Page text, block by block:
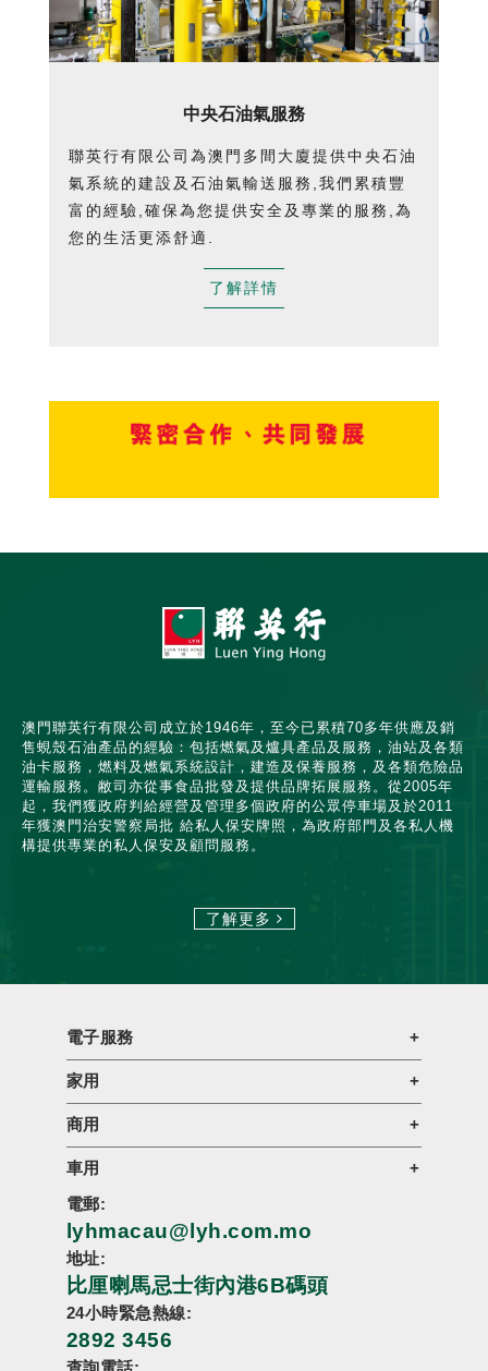
中央石油氣服務
聯英行有限公司為澳門多間大廈提供中央石油
氣系統的建設及石油氣輸送服務,我們累積豐
富的經驗,確保為您提供安全及專業的服務,為
您的生活更添舒適.
了解詳情
澳門聯英行有限公司成立於1946年，至今已累積70多年供應及銷
售蜆殼石油產品的經驗：包括燃氣及爐具產品及服務，油站及各類
油卡服務，燃料及燃氣系統設計，建造及保養服務，及各類危險品
運輸服務。敝司亦從事食品批發及提供品牌拓展服務。從2005年
起，我們獲政府判給經營及管理多個政府的公眾停車場及於2011
年獲澳門治安警察局批 給私人保安牌照，為政府部門及各私人機
構提供專業的私人保安及顧問服務。
了解更多
電子服務
家用
商用
車用
電郵:
lyhmacau@lyh.com.mo
地址:
比厘喇馬忌士街內港6B碼頭
24小時緊急熱線:
2892 3456
查詢電話: